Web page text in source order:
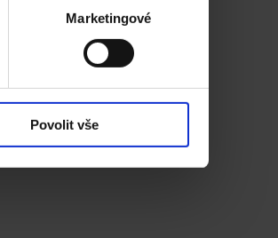
Marketingové
Povolit vše